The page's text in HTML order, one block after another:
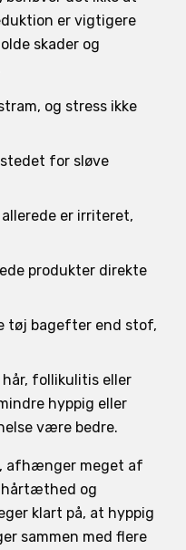
er vigtigere
skader og
og stress ikke
for sløve
er irriteret,
produkter direkte
tøj bagefter end stof,
follikulitis eller
hyppig eller
være bedre.
afhænger meget af
hårtæthed og
klart på, at hyppig
sammen med flere